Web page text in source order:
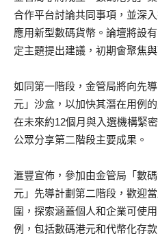
合作平台討論共同事項，並深
應用新型數碼貨幣。論壇將設
定主題提出建議，初期會聚焦
如同第一階段，金管局將向先
元」沙盒，以加快其潛在用例
在未來約12個月與入選機構緊
公眾分享第二階段主要成果。
滙豐宣佈，參加由金管局「數
元」先導計劃第二階段，歡迎
圍，探索涵蓋個人和企業可使
例，包括數碼港元和代幣化存款